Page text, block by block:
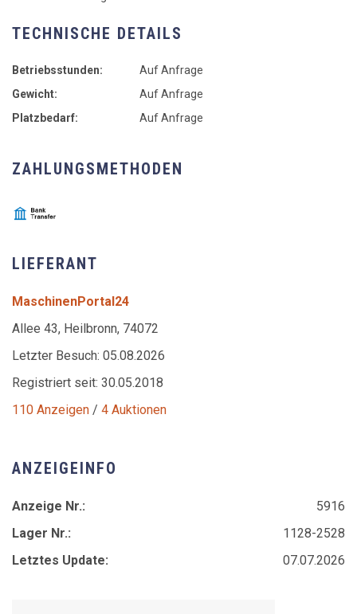
TECHNISCHE DETAILS
Betriebsstunden:
Auf Anfrage
Gewicht:
Auf Anfrage
Platzbedarf:
Auf Anfrage
ZAHLUNGSMETHODEN
LIEFERANT
MaschinenPortal24
Allee 43, Heilbronn, 74072
Letzter Besuch: 05.08.2026
Registriert seit: 30.05.2018
110 Anzeigen / 4 Auktionen
ANZEIGEINFO
Anzeige Nr.:
5916
Lager Nr.:
1128-2528
Letztes Update:
07.07.2026